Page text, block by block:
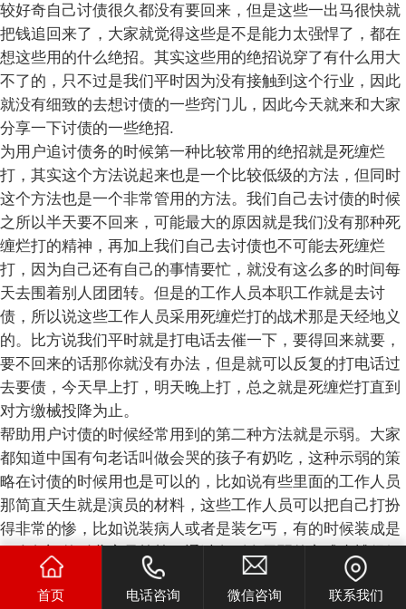
较好奇自己讨债很久都没有要回来，但是这些一出马很快就
把钱追回来了，大家就觉得这些是不是能力太强悍了，都在
想这些用的什么绝招。其实这些用的绝招说穿了有什么用大
不了的，只不过是我们平时因为没有接触到这个行业，因此
就没有细致的去想讨债的一些窍门儿，因此今天就来和大家
分享一下讨债的一些绝招.
为用户追讨债务的时候第一种比较常用的绝招就是死缠烂
打，其实这个方法说起来也是一个比较低级的方法，但同时
这个方法也是一个非常管用的方法。我们自己去讨债的时候
之所以半天要不回来，可能最大的原因就是我们没有那种死
缠烂打的精神，再加上我们自己去讨债也不可能去死缠烂
打，因为自己还有自己的事情要忙，就没有这么多的时间每
天去围着别人团团转。但是的工作人员本职工作就是去讨
债，所以说这些工作人员采用死缠烂打的战术那是天经地义
的。比方说我们平时就是打电话去催一下，要得回来就要，
要不回来的话那你就没有办法，但是就可以反复的打电话过
去要债，今天早上打，明天晚上打，总之就是死缠烂打直到
对方缴械投降为止。
帮助用户讨债的时候经常用到的第二种方法就是示弱。大家
都知道中国有句老话叫做会哭的孩子有奶吃，这种示弱的策
略在讨债的时候用也是可以的，比如说有些里面的工作人员
那简直天生就是演员的材料，这些工作人员可以把自己打扮
得非常的惨，比如说装病人或者是装乞丐，有的时候装成是
一个年迈的孤儿寡母等等，通过向别人示弱的方式来博得好
感，可能别人同情心一发就有可能主动的把钱给还上着来，
这种讨债的方式对于躺在公司的工作人员来说是一个不小的
首页 电话咨询 微信咨询 联系我们